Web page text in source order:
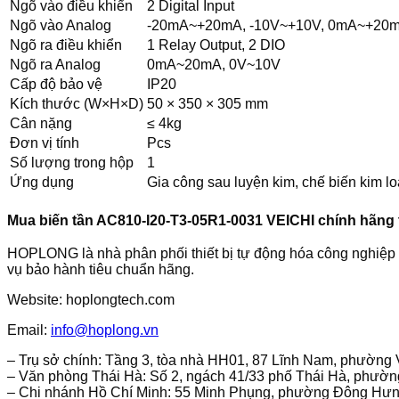
Ngõ vào điều khiển
2 Digital Input
Ngõ vào Analog
-20mA~+20mA, -10V~+10V,
Ngõ ra điều khiển
1 Relay Output, 2 DIO
Ngõ ra Analog
0mA~20mA, 0V~10V
Cấp độ bảo vệ
IP20
Kích thước (W×H×D) 50 × 350 × 305 mm
Cân nặng
≤ 4kg
Đơn vị tính
Pcs
Số lượng trong hộp
1
Ứng dụng
Gia công sau luyện kim, chế biến kim
Mua biến tần AC810-I20-T3-05R1-0031 VEICHI chính hãng
HOPLONG là nhà phân phối thiết bị tự động hóa công
vụ bảo hành tiêu chuẩn hãng.
Website: hoplongtech.com
Email: info@hoplong.vn
– Trụ sở chính: Tầng 3, tòa nhà HH01, 87 Lĩnh Nam, phường
– Văn phòng Thái Hà: Số 2, ngách 41/33 phố Thái Hà,
– Chi nhánh Hồ Chí Minh: 55 Minh Phụng, phường Đông